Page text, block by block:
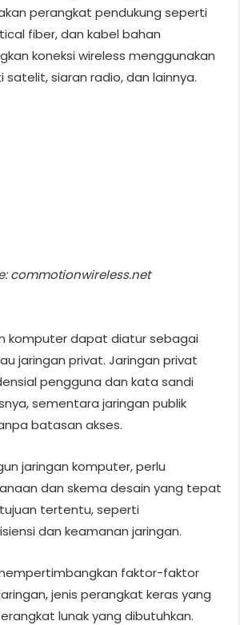
perangkat pendukung seperti
fiber, dan kabel bahan
koneksi wireless menggunakan
satelit, siaran radio, dan lainnya.
commotionwireless.net
komputer dapat diatur sebagai
jaringan privat. Jaringan privat
pengguna dan kata sandi
sementara jaringan publik
batasan akses.
jaringan komputer, perlu
dan skema desain yang tepat
tertentu, seperti
dan keamanan jaringan.
faktor-faktor
jenis perangkat keras yang
lunak yang dibutuhkan.